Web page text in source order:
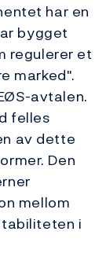
har en
bygget
regulerer et
marked".
avtalen.
felles
av dette
Den
mellom
i